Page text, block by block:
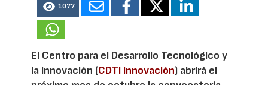
1077
El Centro para el Desarrollo Tecnológico y
la Innovación (CDTI Innovación) abrirá el